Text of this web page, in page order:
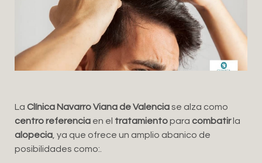
La Clínica Navarro Viana de Valenciase alza como
centro referencia en el tratamientopara combatirla
alopecia , ya que ofrece un amplio abanico de
posibilidades como:.